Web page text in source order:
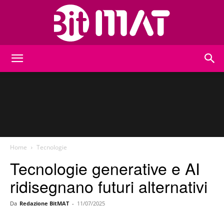
Home Tecnologie
Tecnologie generative e AI
ridisegnano futuri alternativi
Da Redazione BitMAT - 11/07/2025